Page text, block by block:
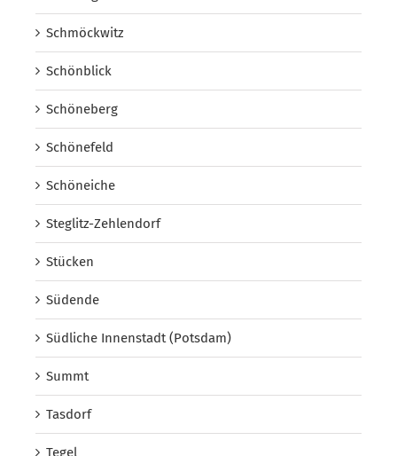
Schmöckwitz
Schönblick
Schöneberg
Schönefeld
Schöneiche
Steglitz-Zehlendorf
Stücken
Südende
Südliche Innenstadt (Potsdam)
Summt
Tasdorf
Tegel